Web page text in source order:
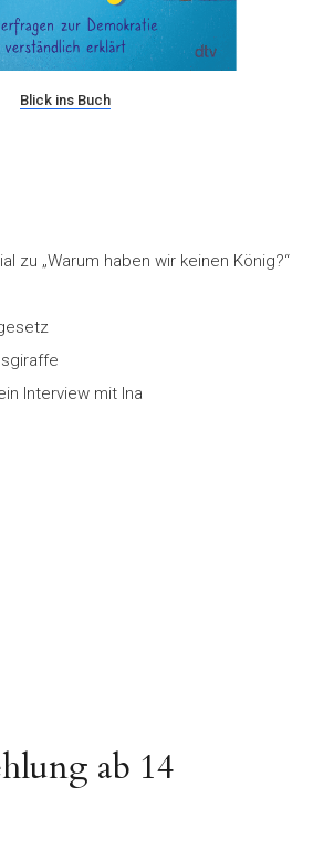
Blick ins Buch
zu „Warum haben wir keinen König?“
Interview mit Ina
ab 14